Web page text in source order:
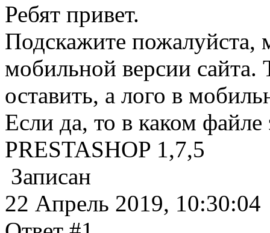
Ребят привет.
Подскажите пожалуйста,
мобильной версии
оставить, а лого в
Если да, то в каком
PRESTASHOP 1,7,5
Записан
22 Апрель 2019, 10:30:04